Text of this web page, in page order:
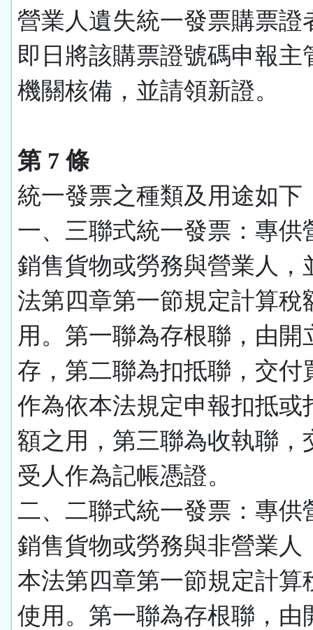
營業人遺失統一發票購票證
即日將該購票證號碼申報主
機關核備，並請領新證。
第 7 條
統一發票之種類及用途如下
一、三聯式統一發票：專供
銷售貨物或勞務與營業人，
法第四章第一節規定計算稅
用。第一聯為存根聯，由開
存，第二聯為扣抵聯，交付
作為依本法規定申報扣抵或
額之用，第三聯為收執聯，
受人作為記帳憑證。
二、二聯式統一發票：專供
銷售貨物或勞務與非營業人
本法第四章第一節規定計算
使用。第一聯為存根聯，由